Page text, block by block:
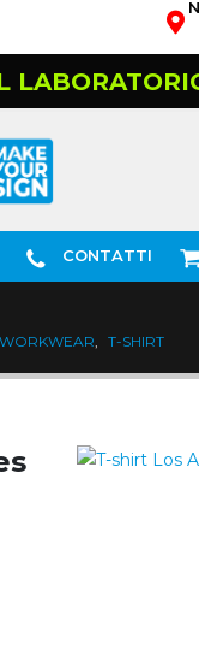
CONTATTI
WORKWEAR, T-SHIRT